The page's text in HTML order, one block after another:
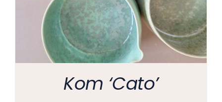
Kom ‘Cato’